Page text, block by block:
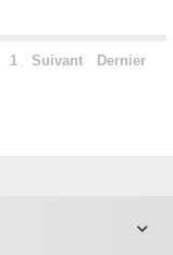
1 Suivant Dernier